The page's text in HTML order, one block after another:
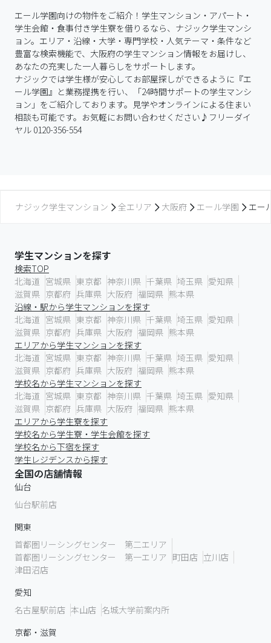
エール学園向けの物件をご紹介！学生マンション・アパート・
学生会館・食事付き学生寮を借りるなら、ナジック学生マンシ
ョン。エリア・沿線・大学・専門学校・人気テーマ・条件など
豊富な検索機能で、大阪府の学生マンション情報をお届けし、
あなたの充実した一人暮らしをサポートします。
ナジックでは学生様が安心してお部屋探しができるように『エ
ール学園』と業務提携を行い、「24時間サポートの学生マンシ
ョン」をご紹介しております。見学やオンラインによる住まい
相談も可能です。お気軽にお問い合わせください♪フリーダイ
ヤル 0120-356-554
ナジック学生マンション 全エリア 大阪府 エール学園 エー
学生マンションを探す
検索TOP
北海道 宮城県 東京都 神奈川県 千葉県 埼玉県 愛知県
滋賀県 京都府 兵庫県 大阪府 福岡県 熊本県
沿線・駅から学生マンションを探す
北海道 宮城県 東京都 神奈川県 千葉県 埼玉県 愛知県
滋賀県 京都府 兵庫県 大阪府 福岡県 熊本県
エリアから学生マンションを探す
北海道 宮城県 東京都 神奈川県 千葉県 埼玉県 愛知県
滋賀県 京都府 兵庫県 大阪府 福岡県 熊本県
学校名から学生マンションを探す
北海道 宮城県 東京都 神奈川県 千葉県 埼玉県 愛知県
滋賀県 京都府 兵庫県 大阪府 福岡県 熊本県
エリアから学生寮を探す
学校名から学生寮・学生会館を探す
学校名から下宿を探す
学生レジデンスから探す
全国の店舗情報
仙台
仙台駅前店
関東
首都圏リーシングセンター 第二エリア
首都圏リーシングセンター 第一エリア 町田店 立川店
津田沼店
愛知
名古屋駅前店 本山店 名城大学前案内所
京都・滋賀